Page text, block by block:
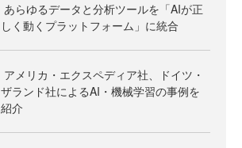
あらゆるデータと分析ツールを「AIが正
しく動くプラットフォーム」に統合
アメリカ・エクスペディア社、ドイツ・
ザランド社によるAI・機械学習の事例を
紹介